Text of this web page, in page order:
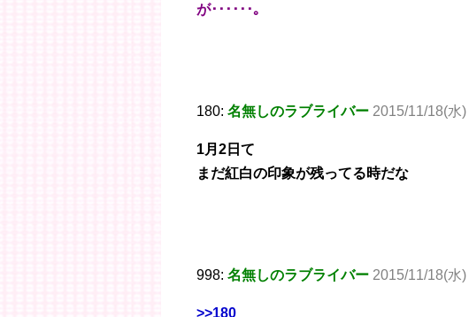
が･･････｡
180: 名無しのラブライバー 2015/11/18(水
1月2日て
まだ紅白の印象が残ってる時だな
998: 名無しのラブライバー 2015/11/18(水
>>180